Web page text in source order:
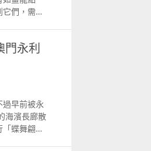
文章等，繼
生活網站
網站及
中國
灣痞客邦
愛戴是因
，可甜可
真的很
米香，鮮
吃。不得
另外，在
蘇的心。
氣撲鼻，
，用來做
口，有機會
又是如何
這麼漂亮
其實他們
再造的卡
粉製成，
產生。 部
及產品單
話就更好
有很多人
受是需要時
料吧。
綴，魚子
藍鰭
細膩，配塔
大利火山
滑的細膩
鯛再煎
比目魚
如藝術品
，並以龍蒿
，烹調期間
出比目魚
這個當然
性。我羨
作
繪畫創作
伍家怡的
作者都擁有
份分享出來
看舞蹈員
感受她們的
們，需要
機。 為什
了季節限
廚
設計出多
配上餐廳
使用的松露
就可以
埃蒙特的
門永利
早前被永
海濱長廊散
蝶舞翩翩